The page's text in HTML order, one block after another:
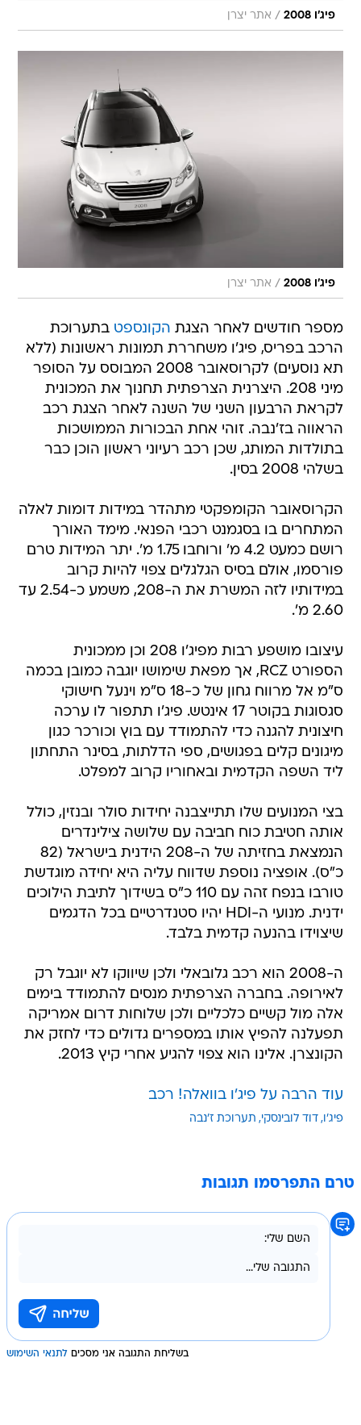
פיג'ו 2008 / אתר יצרן
פיג'ו 2008 / אתר יצרן
מספר חודשים לאחר הצגת הקונספט בתערוכת
הרכב בפריס, פיג'ו משחררת תמונות ראשונות (ללא
תא נוסעים) לקרוסאובר 2008 המבוסס על הסופר
מיני 208. היצרנית הצרפתית תחנוך את המכונית
לקראת הרבעון השני של השנה לאחר הצגת רכב
הראווה בז'נבה. זוהי אחת הבכורות הממושכות
בתולדות המותג, שכן רכב רעיוני ראשון הוכן כבר
בשלהי 2008 בסין.
הקרוסאובר הקומפקטי מתהדר במידות דומות לאלה
המתחרים בו בסגמנט רכבי הפנאי. מימד האורך
רושם כמעט 4.2 מ' ורוחבו 1.75 מ'. יתר המידות טרם
פורסמו, אולם בסיס הגלגלים צפוי להיות קרוב
במידותיו לזה המשרת את ה-208, משמע כ-2.54 עד
2.60 מ'.
עיצובו מושפע רבות מפיג'ו 208 וכן ממכונית
הספורט RCZ, אך מפאת שימושו יוגבה כמובן בכמה
ס"מ אל מרווח גחון של כ-18 ס"מ וינעל חישוקי
סגסוגות בקוטר 17 אינטש. פיג'ו תתפור לו ערכה
חיצונית להגנה כדי להתמודד עם בוץ וכורכר כגון
מיגונים קלים בפגושים, ספי הדלתות, בסינר התחתון
ליד השפה הקדמית ובאחוריו קרוב למפלט.
בצי המנועים שלו תתייצבנה יחידות סולר ובנזין, כולל
אותה חטיבת כוח חביבה עם שלושה צילינדרים
הנמצאת בחזיתה של ה-208 הידנית בישראל (82
כ"ס). אופציה נוספת שדווח עליה היא יחידה מוגדשת
טורבו בנפח זהה עם 110 כ"ס בשידוך לתיבת הילוכים
ידנית. מנועי ה-HDI יהיו סטנדרטיים בכל הדגמים
שיצוידו בהנעה קדמית בלבד.
ה-2008 הוא רכב גלובאלי ולכן שיווקו לא יוגבל רק
לאירופה. בחברה הצרפתית מנסים להתמודד בימים
אלה מול קשיים כלכליים ולכן שלוחות דרום אמריקה
תפעלנה להפיץ אותו במספרים גדולים כדי לחזק את
הקונצרן. אלינו הוא צפוי להגיע אחרי קיץ 2013.
עוד הרבה על פיג'ו בוואלה! רכב
פיג'ו דוד לובינסקי תערוכת ז'נבה
טרם התפרסמו תגובות
בשליחת התגובה אני מסכים לתנאי השימוש